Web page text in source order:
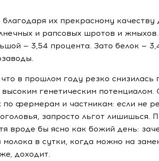
их прекрасному качеству
и рапсовых шротов и
— 3,54 процента. Зато белок —
в прошлом году резко снизилась
генетическим потенциалом.
по фермерам и частникам: если не
запросто льгот лишишься.
вроде бы ясно как божий день:
в сутки, когда можно на
доходит.